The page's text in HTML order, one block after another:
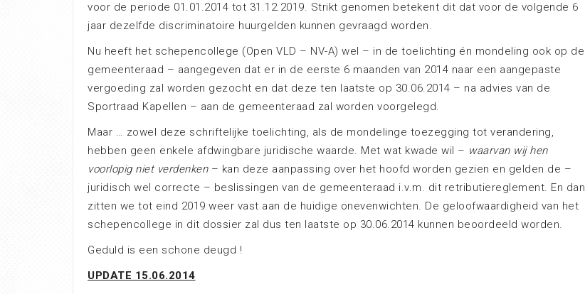
voor de periode 01.01.2014 tot 31.12.2019. Strikt genomen betekent dit dat voor de volgende 6
jaar dezelfde discriminatoire huurgelden kunnen gevraagd worden.
Nu heeft het schepencollege (Open VLD – NV-A) wel – in de toelichting én mondeling ook op de
gemeenteraad – aangegeven dat er in de eerste 6 maanden van 2014 naar een aangepaste
vergoeding zal worden gezocht en dat deze ten laatste op 30.06.2014 – na advies van de
Sportraad Kapellen – aan de gemeenteraad zal worden voorgelegd.
Maar … zowel deze schriftelijke toelichting, als de mondelinge toezegging tot verandering,
hebben geen enkele afdwingbare juridische waarde. Met wat kwade wil – waarvan wij hen
voorlopig niet verdenken – kan deze aanpassing over het hoofd worden gezien en gelden de –
juridisch wel correcte – beslissingen van de gemeenteraad i.v.m. dit retributiereglement. En dan
zitten we tot eind 2019 weer vast aan de huidige onevenwichten. De geloofwaardigheid van het
schepencollege in dit dossier zal dus ten laatste op 30.06.2014 kunnen beoordeeld worden.
Geduld is een schone deugd !
UPDATE 15.06.2014